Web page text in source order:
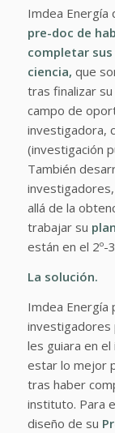
Imdea Energía
pre-doc de
completar
ciencia, que
tras finalizar
campo de
investigadora,
(investigación
También
allá de la
trabajar su
están en el 2º-
La solución.
Imdea Energía
investigadores
les guiara en
estar lo mejor
tras haber
instituto. Para
diseño de su